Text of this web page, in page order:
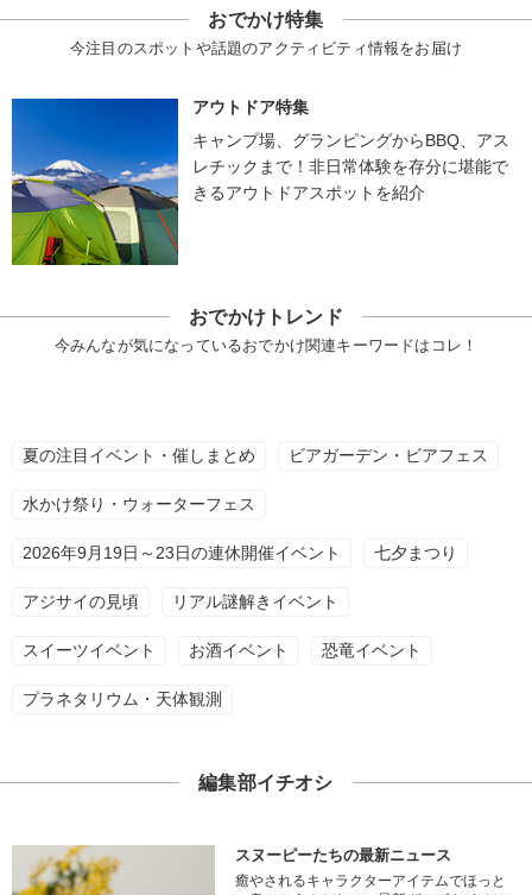
おでかけ特集
今注目のスポットや話題のアクティビティ情報をお届け
アウトドア特集
キャンプ場、グランピングからBBQ、アス
レチックまで！非日常体験を存分に堪能で
きるアウトドアスポットを紹介
おでかけトレンド
今みんなが気になっているおでかけ関連キーワードはコレ！
夏の注目イベント・催しまとめ ビアガーデン・ビアフェス
水かけ祭り・ウォーターフェス
2026年9月19日～23日の連休開催イベント 七夕まつり
アジサイの見頃 リアル謎解きイベント
スイーツイベント お酒イベント 恐竜イベント
プラネタリウム・天体観測
編集部イチオシ
スヌーピーたちの最新ニュース
癒やされるキャラクターアイテムでほっと